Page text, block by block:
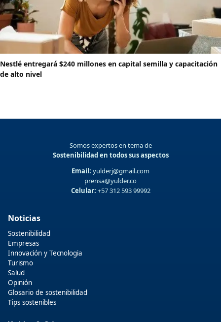
Nestlé entregará $240 millones en capital semilla y capacitación
de alto nivel
Somos expertos en tema de
Sostenibilidad en todos sus aspectos
Email: yulderj@gmail.com
prensa@yulder.co
Celular: +57 312 593 99992
Noticias
Sostenibilidad
Empresas
Innovación y Tecnologia
Turismo
Salud
Opinión
Glosario de sostenibilidad
Tips sostenibles